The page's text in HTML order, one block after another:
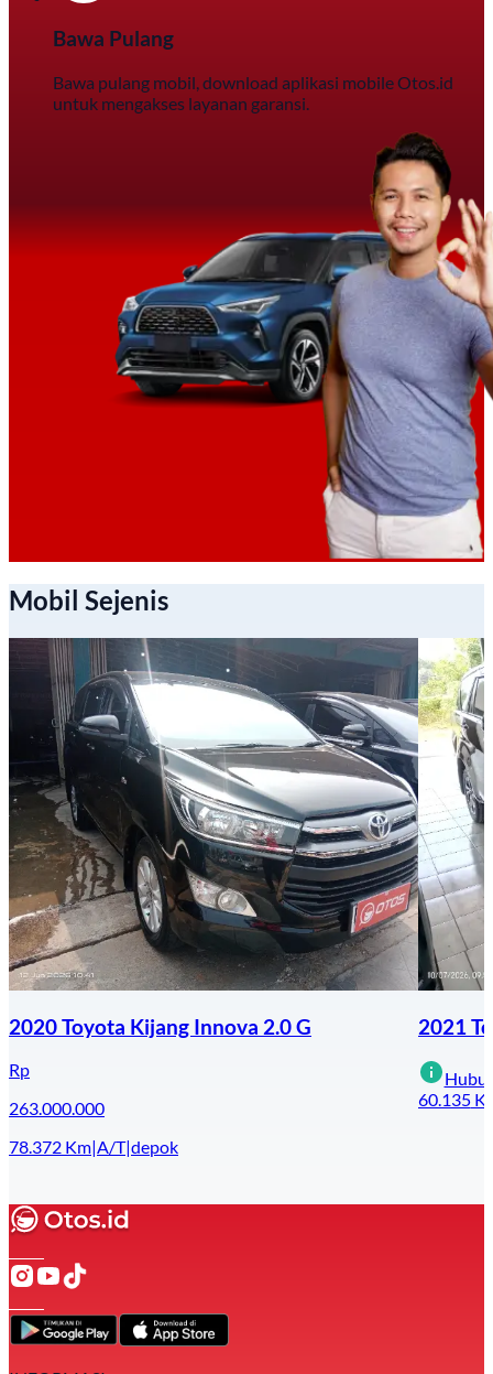
Bawa Pulang
Bawa pulang mobil, download aplikasi mobile Otos.id
untuk mengakses layanan garansi.
Mobil Sejenis
2020 Toyota Kijang Innova 2.0 G
Rp
263.000.000
78.372 Km|A/T|depok
2021
60.135